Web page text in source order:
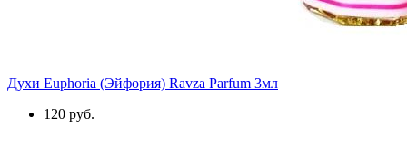
Духи Euphoria (Эйфория) Ravza Parfum 3мл
120 руб.